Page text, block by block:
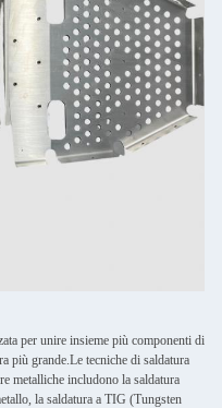
per unire insieme più componenti di
più grande.Le tecniche di saldatura
metalliche includono la saldatura
la saldatura a TIG (Tungsten